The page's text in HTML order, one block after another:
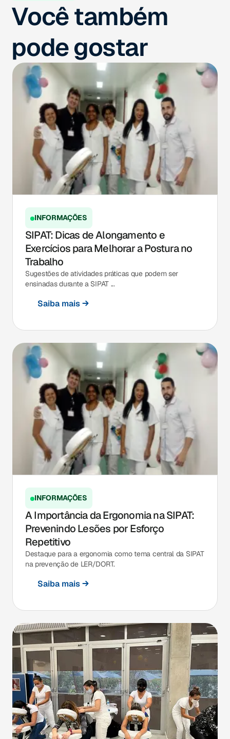
Você também
pode gostar
INFORMAÇÕES
SIPAT: Dicas de Alongamento e
Exercícios para Melhorar a Postura no
Trabalho
Sugestões de atividades práticas que podem ser
ensinadas durante a SIPAT ...
Saiba mais
INFORMAÇÕES
A Importância da Ergonomia na SIPAT:
Prevenindo Lesões por Esforço
Repetitivo
Destaque para a ergonomia como tema central da SIPAT
na prevenção de LER/DORT.
Saiba mais